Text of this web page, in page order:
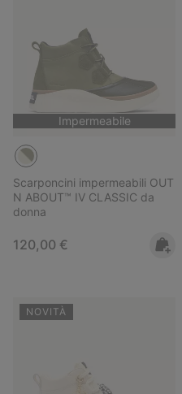
Impermeabile
Scarponcini impermeabili OUT
N ABOUT™ IV CLASSIC da
donna
Regular price:
120,00 €
NOVITÀ